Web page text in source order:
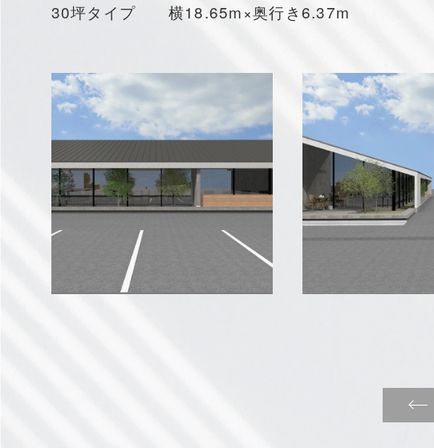
30坪タイプ 横18.65m×奥行き6.37m